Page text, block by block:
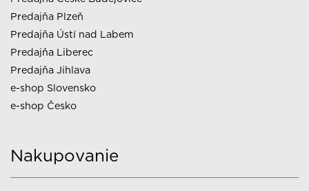
Predajňa Plzeň
Predajňa Ústí nad Labem
Predajňa Liberec
Predajňa Jihlava
e-shop Slovensko
e-shop Česko
Nakupovanie